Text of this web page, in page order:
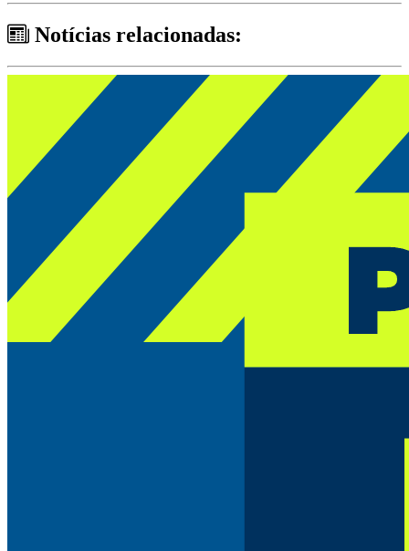
Notícias relacionadas: